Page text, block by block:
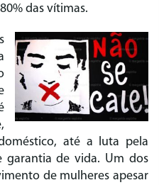
das vítimas.
até a luta pela
garantia de vida. Um dos
de mulheres apesar